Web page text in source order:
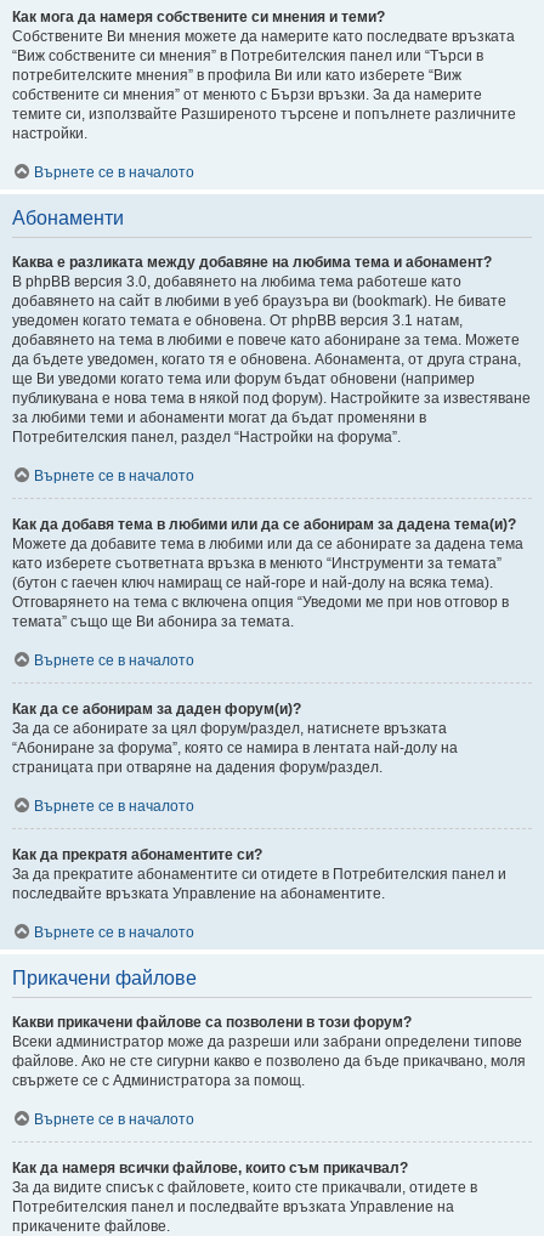
Как мога да намеря собствените си мнения и теми?
Собствените Ви мнения можете да намерите като последвате връзката
“Виж собствените си мнения” в Потребителския панел или “Търси в
потребителските мнения” в профила Ви или като изберете “Виж
собствените си мнения” от менюто с Бързи връзки. За да намерите
темите си, използвайте Разширеното търсене и попълнете различните
настройки.
Върнете се в началото
Абонаменти
Каква е разликата между добавяне на любима тема и абонамент?
В phpBB версия 3.0, добавянето на любима тема работеше като
добавянето на сайт в любими в уеб браузъра ви (bookmark). Не бивате
уведомен когато темата е обновена. От phpBB версия 3.1 натам,
добавянето на тема в любими е повече като абониране за тема. Можете
да бъдете уведомен, когато тя е обновена. Абонамента, от друга страна,
ще Ви уведоми когато тема или форум бъдат обновени (например
публикувана е нова тема в някой под форум). Настройките за известяване
за любими теми и абонаменти могат да бъдат променяни в
Потребителския панел, раздел “Настройки на форума”.
Върнете се в началото
Как да добавя тема в любими или да се абонирам за дадена тема(и)?
Можете да добавите тема в любими или да се абонирате за дадена тема
като изберете съответната връзка в менюто “Инструменти за темата”
(бутон с гаечен ключ намиращ се най-горе и най-долу на всяка тема).
Отговарянето на тема с включена опция “Уведоми ме при нов отговор в
темата” също ще Ви абонира за темата.
Върнете се в началото
Как да се абонирам за даден форум(и)?
За да се абонирате за цял форум/раздел, натиснете връзката
“Абониране за форума”, която се намира в лентата най-долу на
страницата при отваряне на дадения форум/раздел.
Върнете се в началото
Как да прекратя абонаментите си?
За да прекратите абонаментите си отидете в Потребителския панел и
последвайте връзката Управление на абонаментите.
Върнете се в началото
Прикачени файлове
Какви прикачени файлове са позволени в този форум?
Всеки администратор може да разреши или забрани определени типове
файлове. Ако не сте сигурни какво е позволено да бъде прикачвано, моля
свържете се с Администратора за помощ.
Върнете се в началото
Как да намеря всички файлове, които съм прикачвал?
За да видите списък с файловете, които сте прикачвали, отидете в
Потребителския панел и последвайте връзката Управление на
прикачените файлове.